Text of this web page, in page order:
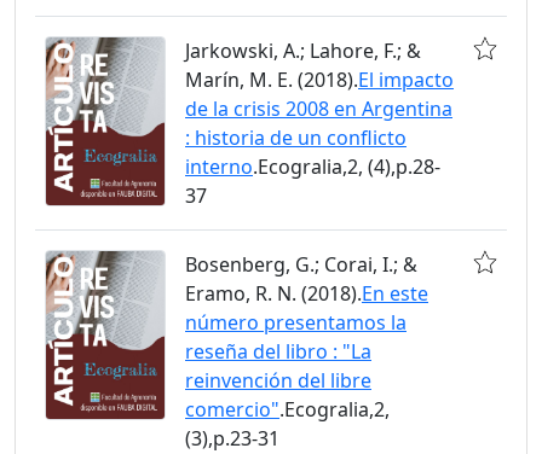
Jarkowski, A.; Lahore, F.; &
Marín, M. E. (2018).El impacto
de la crisis 2008 en Argentina
: historia de un conflicto
interno.Ecogralia,2, (4),p.28-
37
Bosenberg, G.; Corai, I.; &
Eramo, R. N. (2018).En este
número presentamos la
reseña del libro : "La
reinvención del libre
comercio".Ecogralia,2,
(3),p.23-31